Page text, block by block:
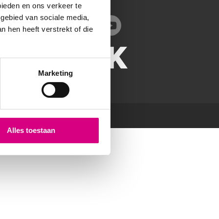
en ons verkeer te
van sociale media,
hen heeft verstrekt of die
Marketing
Alles toestaan
info@bereik.nl